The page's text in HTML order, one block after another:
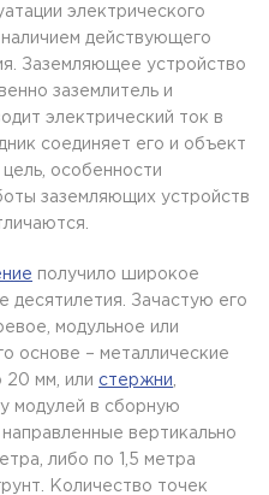
электрического
действующего
Заземляющее устройство
заземлитель и
электрический ток в
соединяет его и объект
особенности
заземляющих устройств
получило широкое
десятилетия. Зачастую его
модульное или
основе – металлические
20 мм, или стержни
модулей в сборную
вертикально
либо по 1,5 метра
Количество точек